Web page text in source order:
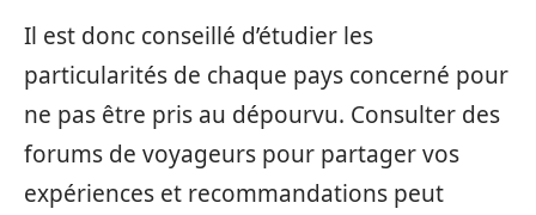
Il est donc conseillé d’étudier les
particularités de chaque pays concerné pour
ne pas être pris au dépourvu. Consulter des
forums de voyageurs pour partager vos
expériences et recommandations peut